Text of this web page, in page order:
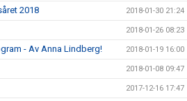
2018 2018-01-30 21:24
2018-01-26 08:23
- Av Anna Lindberg! 2018-01-19 16:00
2018-01-08 09:47
2017-12-16 17:47